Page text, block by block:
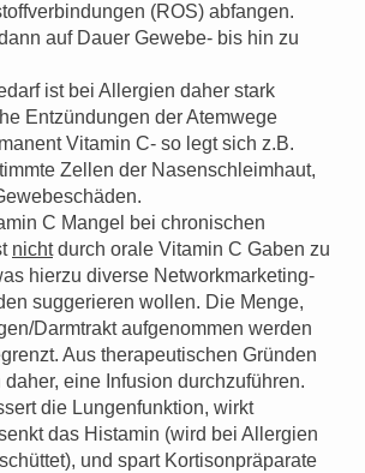
(ROS) abfangen.
auf Dauer Gewebe- bis hin zu
ist bei Allergien daher stark
Entzündungen der Atemwege
Vitamin C- so legt sich z.B.
Zellen der Nasenschleimhaut,
C Mangel bei chronischen
nichtdurch orale Vitamin C Gaben zu
hierzu diverse Networkmarketing-
suggerieren wollen. Die Menge,
Darmtrakt aufgenommen werden
Aus therapeutischen Gründen
eine Infusion durchzuführen.
die Lungenfunktion, wirkt
das Histamin (wird bei Allergien
und spart Kortisonpräparate